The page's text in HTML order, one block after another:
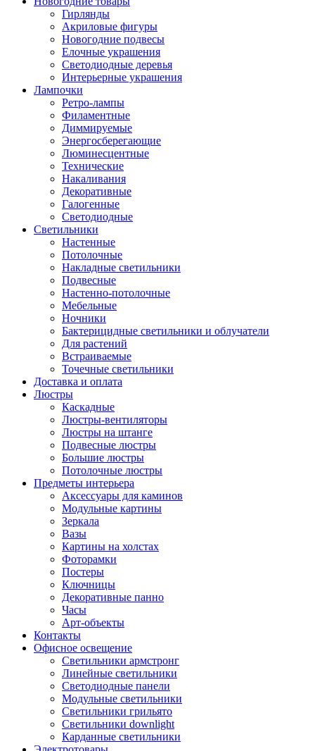
Гирлянды
Акриловые фигуры
Новогодние подвесы
Елочные украшения
Светодиодные деревья
Интерьерные украшения
Лампочки
Ретро-лампы
Филаментные
Диммируемые
Энергосберегающие
Люминесцентные
Технические
Накаливания
Декоративные
Галогенные
Светодиодные
Светильники
Настенные
Потолочные
Накладные светильники
Подвесные
Настенно-потолочные
Мебельные
Ночники
Бактерицидные светильники и облучатели
Для растений
Встраиваемые
Точечные светильники
Доставка и оплата
Люстры
Каскадные
Люстры-вентиляторы
Люстры на штанге
Подвесные люстры
Большие люстры
Потолочные люстры
Предметы интерьера
Аксессуары для каминов
Модульные картины
Зеркала
Вазы
Картины на холстах
Фоторамки
Постеры
Ключницы
Декоративные панно
Часы
Арт-объекты
Контакты
Офисное освещение
Светильники армстронг
Линейные светильники
Светодиодные панели
Модульные светильники
Светильники грильято
Светильники downlight
Карданные светильники